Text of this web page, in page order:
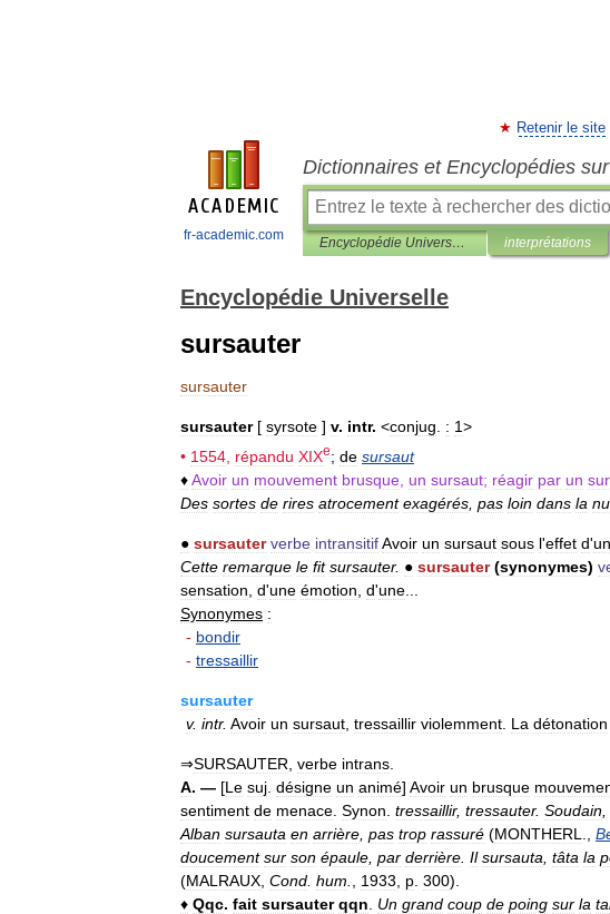
fr-academic.com
Retenir le site
Dictionnaires et Encyclopédies
Encyclopédie Universelle interprétations
Encyclopédie Universelle
sursauter
sursauter
sursauter[ syrsote ] v. intr. <conjug : 1>
• 1554 répandu XIXe; de sursaut
♦Avoir un mouvement brusque un sursaut; réagir par un
Des sortes de rires atrocement exagérés pas loin dans la
● sursauter verbe intransitifAvoir un sursaut sous l'effet d'
Cette remarque le fit sursauter. ● sursauter(synonymes)
sensation d'une émotion d'une
Synonymes :
- bondir
- tressaillir
sursauter
v. intr. Avoir un sursaut tressaillir violemment La détonation
⇒SURSAUTER verbe intrans
A. — [Le suj désigne un animé] Avoir un brusque
sentiment de menace Synon tressaillir, tressauter. Soudain
Alban sursauta en arrière pas trop rassuré (MONTHERL
doucement sur son épaule par derrière Il sursauta tâta la
(MALRAUX Cond hum 1933 p 300).
♦ Qqc. fait sursauter qqn Un grand coup de poing sur la